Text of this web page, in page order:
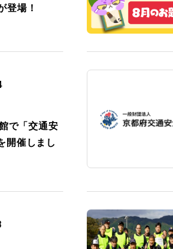
登場！
で「交通安
開催しまし